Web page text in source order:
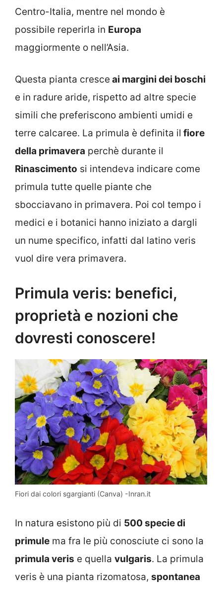
Centro-Italia, mentre nel mondo è
possibile reperirla in Europa
maggiormente o nell’Asia.
Questa pianta cresce ai margini dei boschi
e in radure aride, rispetto ad altre specie
simili che preferiscono ambienti umidi e
terre calcaree. La primula è definita il fiore
della primavera perchè durante il
Rinascimento si intendeva indicare come
primula tutte quelle piante che
sbocciavano in primavera. Poi col tempo i
medici e i botanici hanno iniziato a dargli
un nume specifico, infatti dal latino veris
vuol dire vera primavera.
Primula veris: benefici,
proprietà e nozioni che
dovresti conoscere!
Fiori dai colori sgargianti (Canva) -Inran.it
In natura esistono più di 500 specie di
primule ma fra le più conosciute ci sono la
primula veris e quella vulgaris. La primula
veris è una pianta rizomatosa, spontanea